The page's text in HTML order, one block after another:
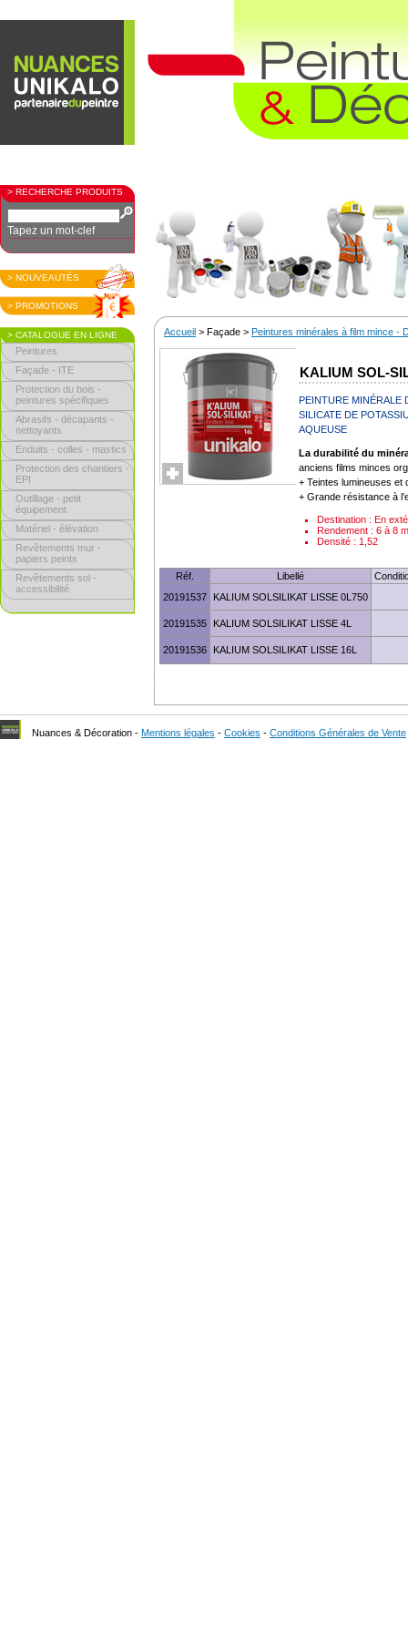
> RECHERCHE PRODUITS
Tapez un mot-clef
> NOUVEAUTÉS
> PROMOTIONS
> CATALOGUE EN LIGNE
Peintures
Façade - ITE
Protection du bois -
peintures spécifiques
Abrasifs - décapants -
nettoyants
Enduits - colles - mastics
Protection des chantiers -
EPI
Outillage - petit
équipement
Matériel - élévation
Revêtements mur -
papiers peints
Revêtements sol -
accessibilité
Accueil > Façade > Peintures minérales à film mince -
KALIUM SOL-
PEINTURE MINÉRALE
SILICATE DE
AQUEUSE
La durabilité du
anciens films minces
+ Teintes lumineuses et
+ Grande résistance à
Destination : En
Rendement : 6 à 8
Densité : 1,52
Réf. Libellé
20191537
KALIUM SOLSILIKAT LISSE 0L750
20191535 KALIUM SOLSILIKAT LISSE 4L
20191536 KALIUM SOLSILIKAT LISSE 16L
Nuances & Décoration - Mentions légales - Cookies - Conditions Générales de Vente